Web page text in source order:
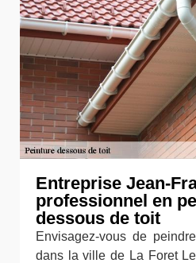
Entreprise Jean-
professionnel en
dessous de toit
Envisagez-vous de
dans la ville de La Foret